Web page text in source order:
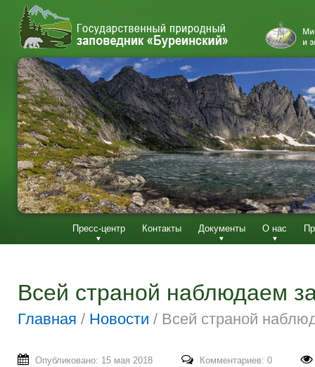
Пресс-центр Контакты Документы О нас
Всей страной наблюдаем
Главная / Новости / Всей страной
Опубликовано: 15 мая 2018 Комментариев: 0